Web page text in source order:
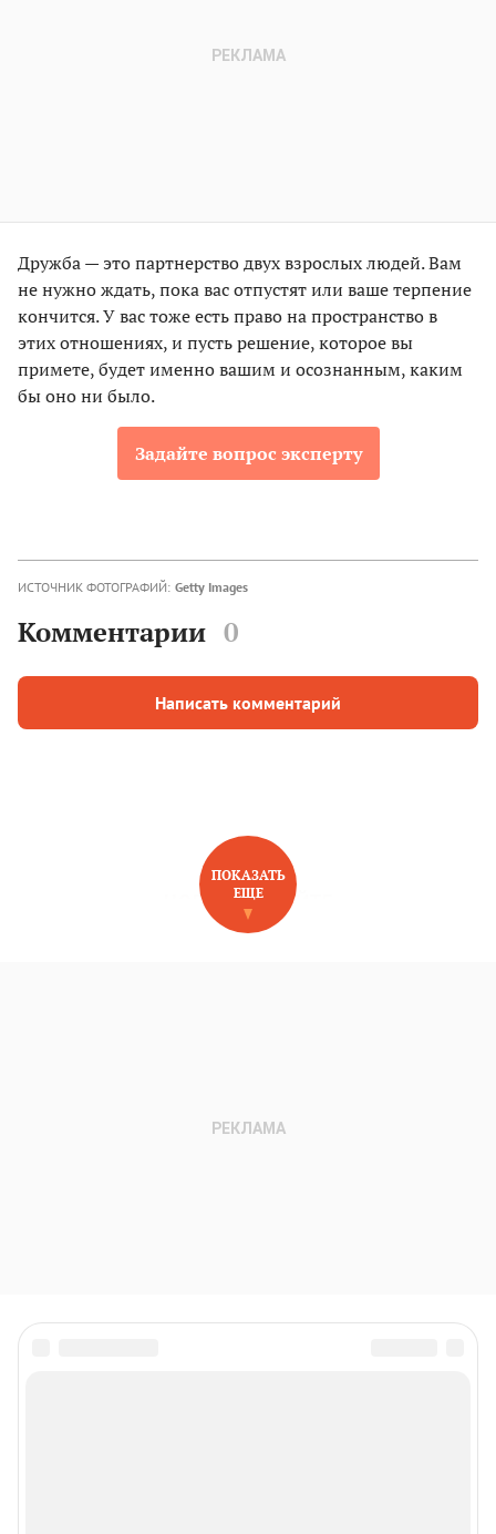
Дружба — это партнерство двух взрослых людей. Вам
не нужно ждать, пока вас отпустят или ваше терпение
кончится. У вас тоже есть право на пространство в
этих отношениях, и пусть решение, которое вы
примете, будет именно вашим и осознанным, каким
бы оно ни было.
Задайте вопрос эксперту
ИСТОЧНИК ФОТОГРАФИЙ: Getty Images
Комментарии 0
Написать комментарий
НОВОЕ НА САЙТЕ
ПОКАЗАТЬ
ЕЩЕ